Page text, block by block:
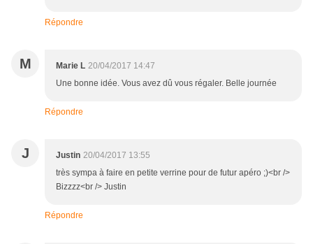
Répondre
M Marie L 20/04/2017 14:47
Une bonne idée. Vous avez dû vous régaler. Belle journée
Répondre
J Justin 20/04/2017 13:55
très sympa à faire en petite verrine pour de futur apéro ;)<br />
Bizzzz<br /> Justin
Répondre